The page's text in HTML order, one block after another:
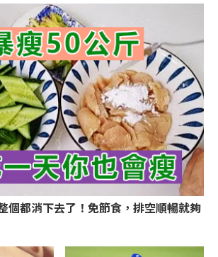
個都消下去了！免節食，排空順暢就夠